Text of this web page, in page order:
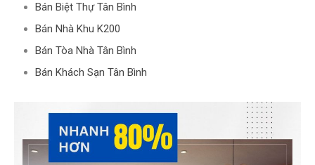
Bán Biệt Thự Tân Bình
Bán Nhà Khu K200
Bán Tòa Nhà Tân Bình
Bán Khách Sạn Tân Bình